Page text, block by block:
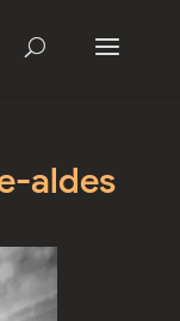
aldes